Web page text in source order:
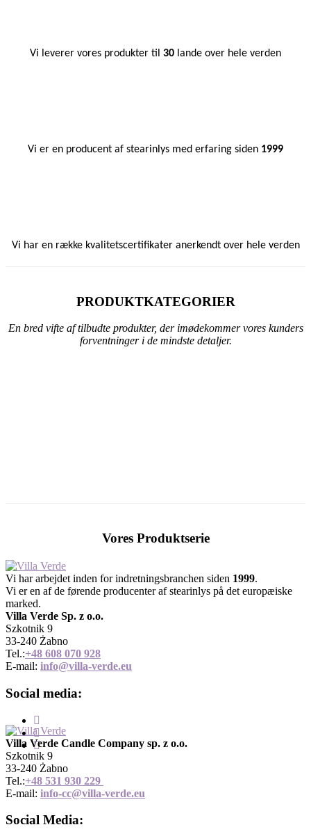
Vi leverer vores produkter til 30 lande over hele verden
Vi er en producent af stearinlys med erfaring siden 1999
Vi har en række kvalitetscertifikater anerkendt over hele verden
PRODUKTKATEGORIER
En bred vifte af tilbudte produkter, der imødekommer vores kunders
forventninger i de mindste detaljer.
Vores Produktserie
Vi har arbejdet inden for indretningsbranchen siden 1999.
Vi er en af de førende producenter af stearinlys på det europæiske
marked.
Villa Verde Sp. z o.o.
Szkotnik 9
33-240 Żabno
Tel.:+48 608 070 928
E-mail: info@villa-verde.eu
Social media:
Villa Verde Candle Company sp. z o.o.
Szkotnik 9
33-240 Żabno
Tel.:+48 531 930 229
E-mail: info-cc@villa-verde.eu
Social Media: